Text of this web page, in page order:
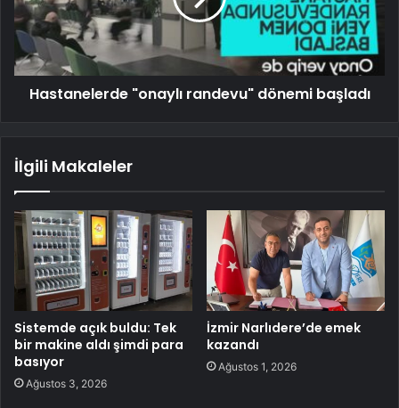
Hastanelerde "onaylı randevu" dönemi başladı
İlgili Makaleler
Sistemde açık buldu: Tek
bir makine aldı şimdi para
basıyor
Ağustos 3, 2026
İzmir Narlıdere’de emek
kazandı
Ağustos 1, 2026